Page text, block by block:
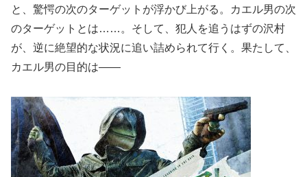
と、驚愕の次のターゲットが浮かび上がる。カエル男の次
のターゲットとは……。そして、犯人を追うはずの沢村
が、逆に絶望的な状況に追い詰められて行く。果たして、
カエル男の目的は――